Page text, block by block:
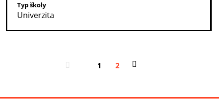
Typ školy
Univerzita
1 2